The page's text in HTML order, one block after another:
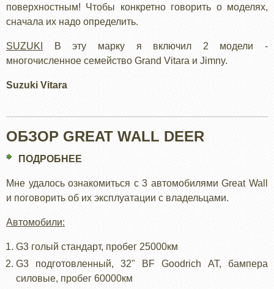
поверхностным! Чтобы конкретно говорить о моделях,
сначала их надо определить.
SUZUKI
В эту марку я включил 2 модели -
многочисленное семейство Grand Vitara и Jimny.
Suzuki Vitara
ОБЗОР GREAT WALL DEER
ПОДРОБНЕЕ
GREAT
WALL
Мне удалось ознакомиться с 3 автомобилями Great Wall
и поговорить об их эксплуатации с владельцами.
Автомобили:
G3 голый стандарт, пробег 25000км
G3 подготовленный, 32" BF Goodrich AT, бампера
силовые, пробег 60000км